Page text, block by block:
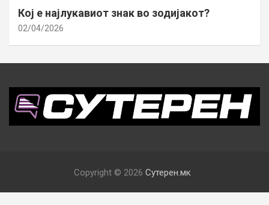
Кој е најлукавиот знак во зодијакот?
02/04/2026
Copyright © 2026 Сутерен.мк